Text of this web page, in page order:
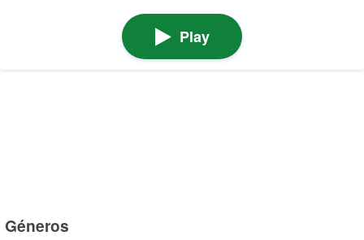
Play
Géneros